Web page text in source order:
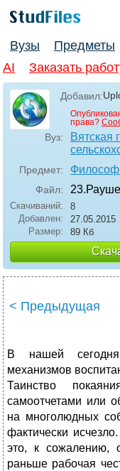
Вузы Предметы
AI
Заказать
Добавил:
права?
Вуз:
Вятская
Предмет:
Файл:
Скачиваний:
8
Добавлен:
27.05.2015
Размер:
89 Кб
< Предыдущая
В нашей
механизмов
Таинство
самоотчетами или
на многолюдных
фактически
это, к сожалению,
раньше рабочая